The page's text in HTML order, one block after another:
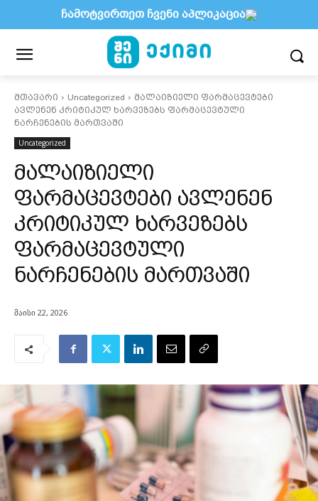
მთავარი Uncategorized
მალაიზიელი ფარმაცევტები
ავლენენ კრიტიკულ ხარვეზებს ფარმაცევტული
ნარჩენების მართვაში
Uncategorized
მალაიზიელი
ფარმაცევტები ავლენენ
კრიტიკულ ხარვეზებს
ფარმაცევტული
ნარჩენების მართვაში
მაისი 22, 2026
ჩამოტვირთეთ ჩვენი აპლიკაცია